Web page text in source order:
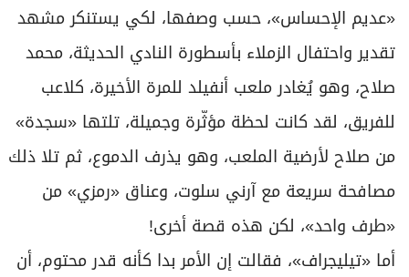
«عديم الإحساس»، حسب وصفها، لكي يستنكر مشهد
تقدير واحتفال الزملاء بأسطورة النادي الحديثة، محمد
صلاح، وهو يُغادر ملعب أنفيلد للمرة الأخيرة، كلاعب
للفريق، لقد كانت لحظة مؤثّرة وجميلة، تلتها «سجدة»
من صلاح لأرضية الملعب، وهو يذرف الدموع، ثم تلا ذلك
مصافحة سريعة مع آرني سلوت، وعناق «رمزي» من
«طرف واحد»، لكن هذه قصة أخرى!
أما «تيليجراف»، فقالت إن الأمر بدا كأنه قدر محتوم، أن